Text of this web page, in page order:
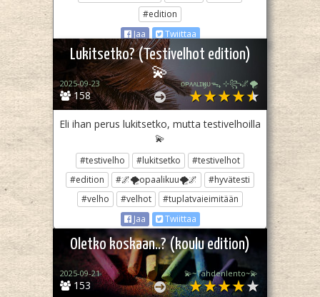
#edition
Jaa
Twiittaa
Lukitsetko? (Testivelhot edition)
💫
158
2025-09-23 ᴏᴘᴀᴀʟɪӄᴜᴜᯓ₊ ⊹꧂🌌🌪
Eli ihan perus lukitsetko, mutta testivelhoilla
💫
#testivelho #lukitsetko
#testivelhot
#edition
#🌌🌪opaalikuu🌪🌌
#hyvätesti
#velho
#velhot
#tuplatvaieimitään
Jaa
Twiittaa
Oletko koskaan..? (koulu edition)
153
2025-09-21 💫~Tähdenlento~💫